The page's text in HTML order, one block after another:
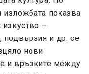
изложбата показва
изкуство –
подвързия и др. се
нови
и връзките между